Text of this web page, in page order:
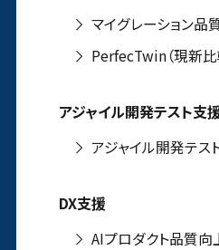
マイグレーション品
PerfecTwin（現新比
アジャイル開発テスト支
アジャイル開発テス
DX支援
AIプロダクト品質